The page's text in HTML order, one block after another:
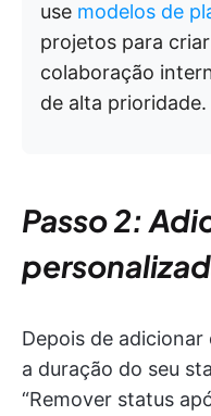
use modelos de
projetos para
colaboração
de alta prioridade.
Passo 2:
Depois de
a duração do seu
“Remover status